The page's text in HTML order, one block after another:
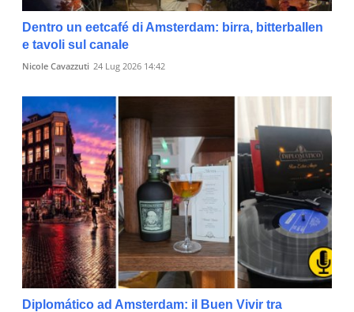
Dentro un eetcafé di Amsterdam: birra, bitterballen
e tavoli sul canale
Nicole Cavazzuti 24 Lug 2026 14:42
Diplomático ad Amsterdam: il Buen Vivir tra